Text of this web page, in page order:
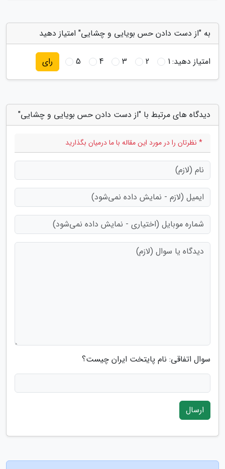
به "از دست دادن حس بویایی و چشایی" امتیاز دهید
امتیاز دهید:1
2
3
4
5 رای
دیدگاه های مرتبط با "از دست دادن حس بویایی و چشایی"
* نظرتان را در مورد این مقاله با ما درمیان بگذارید
سوال اتفاقی: نام پایتخت ایران چیست؟
ارسال